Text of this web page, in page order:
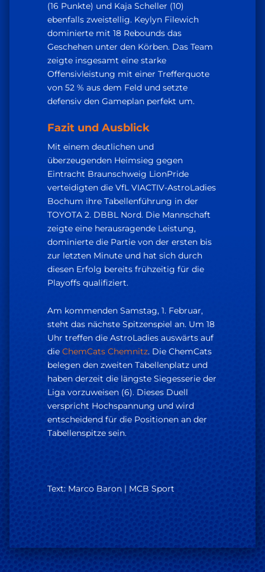
(16 Punkte) und Kaja Scheller (10)
ebenfalls zweistellig. Keylyn Filewich
dominierte mit 18 Rebounds das
Geschehen unter den Körben. Das Team
zeigte insgesamt eine starke
Offensivleistung mit einer Trefferquote
von 52 % aus dem Feld und setzte
defensiv den Gameplan perfekt um.
Fazit und Ausblick
Mit einem deutlichen und
überzeugenden Heimsieg gegen
Eintracht Braunschweig LionPride
verteidigten die VfL VIACTIV-AstroLadies
Bochum ihre Tabellenführung in der
TOYOTA 2. DBBL Nord. Die Mannschaft
zeigte eine herausragende Leistung,
dominierte die Partie von der ersten bis
zur letzten Minute und hat sich durch
diesen Erfolg bereits frühzeitig für die
Playoffs qualifiziert.
Am kommenden Samstag, 1. Februar,
steht das nächste Spitzenspiel an. Um 18
Uhr treffen die AstroLadies auswärts auf
die ChemCats Chemnitz. Die ChemCats
belegen den zweiten Tabellenplatz und
haben derzeit die längste Siegesserie der
Liga vorzuweisen (6). Dieses Duell
verspricht Hochspannung und wird
entscheidend für die Positionen an der
Tabellenspitze sein.
Text: Marco Baron | MCB Sport